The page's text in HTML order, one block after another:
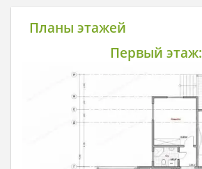
Планы этажей
Первый этаж: